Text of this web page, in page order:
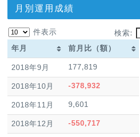
月別運用成績
件表示
検索:
年月
前月比（額）
年月
前月比（額）
2018年9月 177,819
2018年10月 -378,932
2018年11月 9,601
2018年12月 -550,717